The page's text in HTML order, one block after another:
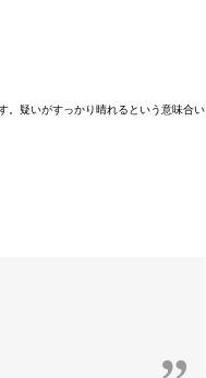
。疑いがすっかり晴れるという意味合い